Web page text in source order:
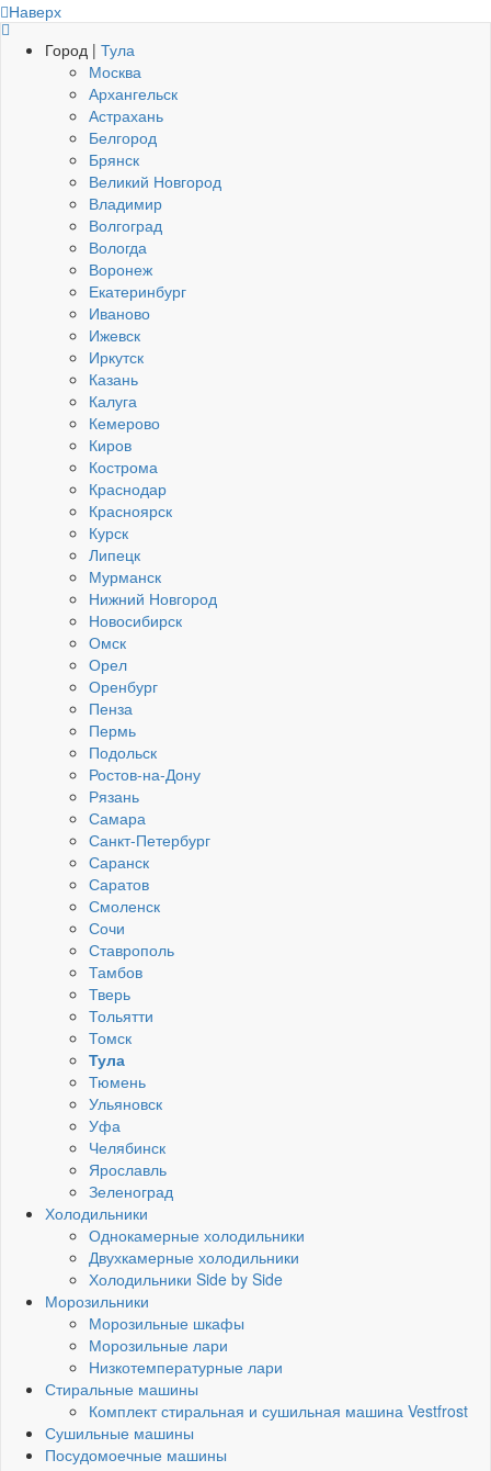
Наверх
Город | Тула
Москва
Архангельск
Астрахань
Белгород
Брянск
Великий Новгород
Владимир
Волгоград
Вологда
Воронеж
Екатеринбург
Иваново
Ижевск
Иркутск
Казань
Калуга
Кемерово
Киров
Кострома
Краснодар
Красноярск
Курск
Липецк
Мурманск
Нижний Новгород
Новосибирск
Омск
Орел
Оренбург
Пенза
Пермь
Подольск
Ростов-на-Дону
Рязань
Самара
Санкт-Петербург
Саранск
Саратов
Смоленск
Сочи
Ставрополь
Тамбов
Тверь
Тольятти
Томск
Тула
Тюмень
Ульяновск
Уфа
Челябинск
Ярославль
Зеленоград
Холодильники
Однокамерные холодильники
Двухкамерные холодильники
Холодильники Side by Side
Морозильники
Морозильные шкафы
Морозильные лари
Низкотемпературные лари
Стиральные машины
Комплект стиральная и сушильная машина Vestfrost
Сушильные машины
Посудомоечные машины